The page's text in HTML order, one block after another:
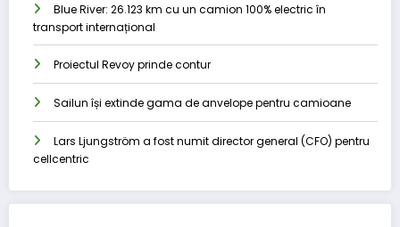
Blue River: 26.123 km cu un camion 100% electric în
transport internațional
Proiectul Revoy prinde contur
Sailun își extinde gama de anvelope pentru camioane
Lars Ljungström a fost numit director general (CFO) pentru
cellcentric